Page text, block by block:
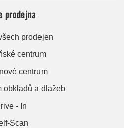
prodejna
prodejen
centrum
centrum
obkladů a dlažeb
- In
Scan